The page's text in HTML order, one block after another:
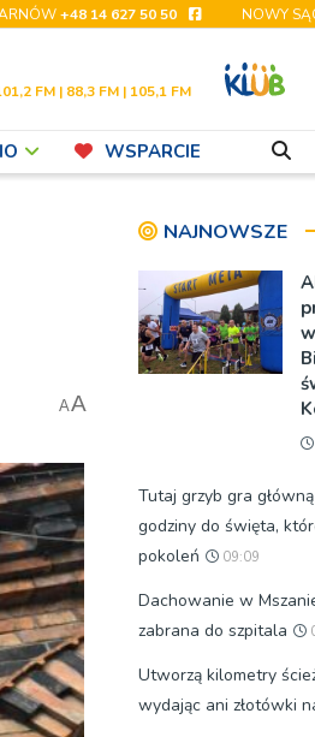
+48 14 627 50 50 NOWY
FM | 88,3 FM | 105,1 FM
WSPARCIE
AA
NAJNOWSZE
Tutaj grzyb gra
godziny do święta,
pokoleń
09:09
Dachowanie w
zabrana do szpitala
Utworzą kilometry
wydając ani złotówki